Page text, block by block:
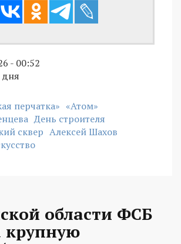
- 00:52
дня
перчатка» «Атом»
День строителя
сквер Алексей Шахов
области ФСБ
крупную